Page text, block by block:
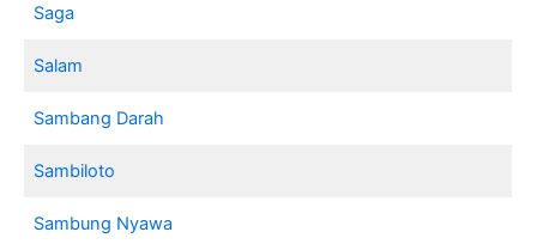
Saga
Salam
Sambang Darah
Sambiloto
Sambung Nyawa